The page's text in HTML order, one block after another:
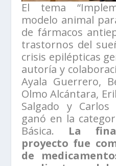
El tema
modelo animal
de fármacos
trastornos del
crisis epilépticas
autoría y
Ayala Guerrero,
Olmo Alcántara,
Salgado y Carlos
ganó en la
Básica. La
proyecto fue
de